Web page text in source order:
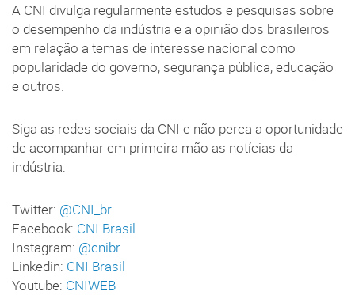
A CNI divulga regularmente estudos e pesquisas sobre
o desempenho da indústria e a opinião dos brasileiros
em relação a temas de interesse nacional como
popularidade do governo, segurança pública, educação
e outros.
Siga as redes sociais da CNI e não perca a oportunidade
de acompanhar em primeira mão as notícias da
indústria:
Twitter: @CNI_br
Facebook: CNI Brasil
Instagram: @cnibr
Linkedin: CNI Brasil
Youtube: CNIWEB